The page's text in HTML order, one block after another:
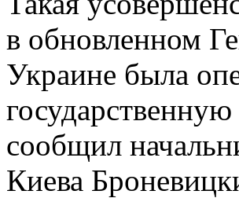
в обновленном
Украине была
сообщил
Киева